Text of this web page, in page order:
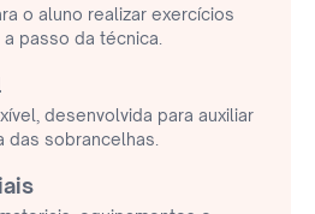
o aluno realizar exercícios
passo da técnica.
desenvolvida para auxiliar
das sobrancelhas.